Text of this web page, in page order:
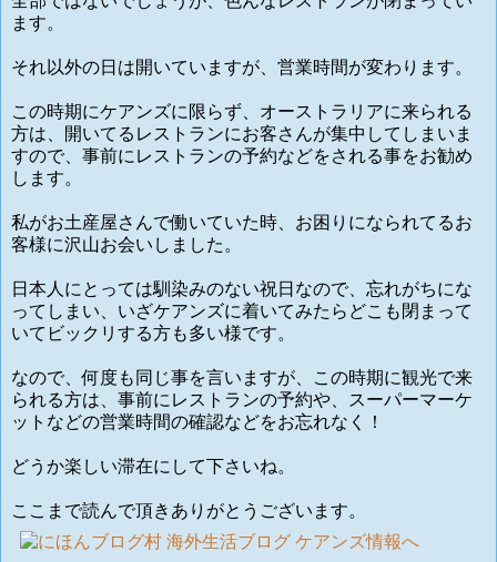
ます。
それ以外の日は開いていますが、営業時間が変わります。
この時期にケアンズに限らず、オーストラリアに来られる
方は、開いてるレストランにお客さんが集中してしまいま
すので、事前にレストランの予約などをされる事をお勧め
します。
私がお土産屋さんで働いていた時、お困りになられてるお
客様に沢山お会いしました。
日本人にとっては馴染みのない祝日なので、忘れがちにな
ってしまい、いざケアンズに着いてみたらどこも閉まって
いてビックリする方も多い様です。
なので、何度も同じ事を言いますが、この時期に観光で来
られる方は、事前にレストランの予約や、スーパーマーケ
ットなどの営業時間の確認などをお忘れなく！
どうか楽しい滞在にして下さいね。
ここまで読んで頂きありがとうございます。